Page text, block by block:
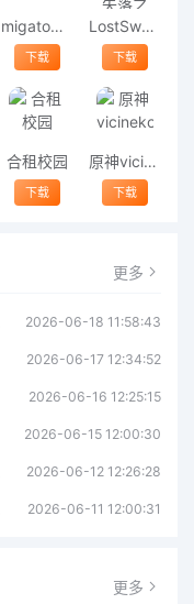
migatowemyworld1.68
下载
LostSword失落之剑
下载
合租校园
下载
原神vicineko
下载
更多
2026-06-18 11:58:43
2026-06-17 12:34:52
2026-06-16 12:25:15
2026-06-15 12:00:30
2026-06-12 12:26:28
2026-06-11 12:00:31
更多